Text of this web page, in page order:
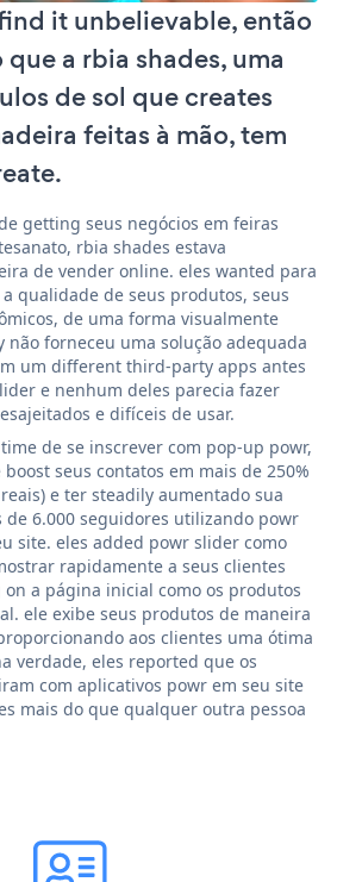
it unbelievable, então
a rbia shades, uma
de sol que creates
feitas à mão, tem
getting seus negócios em feiras
rbia shades estava
de vender online. eles wanted para
qualidade de seus produtos, seus
de uma forma visualmente
não forneceu uma solução adequada
um different third-party apps antes
e nenhum deles parecia fazer
e difíceis de usar.
de se inscrever com pop-up powr,
seus contatos em mais de 250%
e ter steadily aumentado sua
de 6.000 seguidores utilizando powr
site. eles added powr slider como
rapidamente a seus clientes
a página inicial como os produtos
ele exibe seus produtos de maneira
aos clientes uma ótima
verdade, eles reported que os
com aplicativos powr em seu site
mais do que qualquer outra pessoa